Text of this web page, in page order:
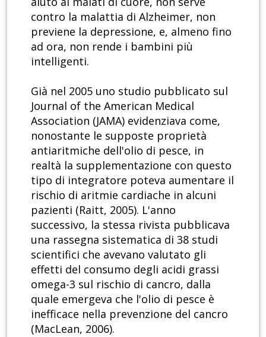
contro la malattia di Alzheimer, non
previene la depressione, e, almeno fino
ad ora, non rende i bambini più
intelligenti.
Già nel 2005 uno studio pubblicato sul
Journal of the American Medical
Association (JAMA) evidenziava come,
nonostante le supposte proprietà
antiaritmiche dell'olio di pesce, in
realtà la supplementazione con questo
tipo di integratore poteva aumentare il
rischio di aritmie cardiache in alcuni
pazienti (Raitt, 2005). L'anno
successivo, la stessa rivista pubblicava
una rassegna sistematica di 38 studi
scientifici che avevano valutato gli
effetti del consumo degli acidi grassi
omega-3 sul rischio di cancro, dalla
quale emergeva che l'olio di pesce è
inefficace nella prevenzione del cancro
(MacLean, 2006).